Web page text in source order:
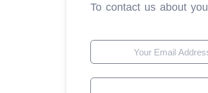
To contact us about